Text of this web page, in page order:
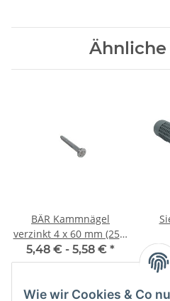
BÄR Kammnägel
verzinkt 4 x 60 mm (250)
Stück
5,48 € - 5,58 € *
Wie wir Cookies & Co